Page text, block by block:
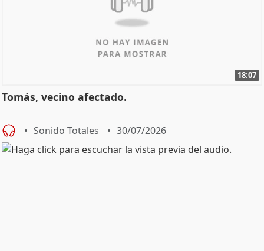
18:07
Tomás, vecino afectado.
Sonido Totales 30/07/2026